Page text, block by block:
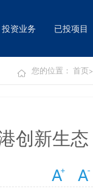
投资业务 已投项目
您的位置： 首页>
创新生态